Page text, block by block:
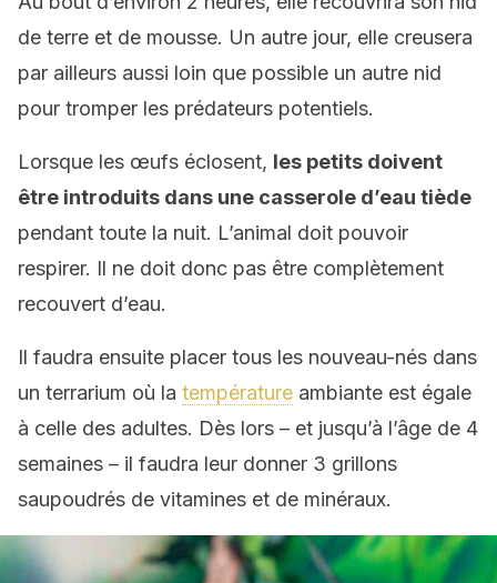
de terre et de mousse. Un autre jour, elle creusera
par ailleurs aussi loin que possible un autre nid
pour tromper les prédateurs potentiels.
Lorsque les œufs éclosent, les petits doivent
être introduits dans une casserole d’eau tiède
pendant toute la nuit. L’animal doit pouvoir
respirer. Il ne doit donc pas être complètement
recouvert d’eau.
Il faudra ensuite placer tous les nouveau-nés dans
un terrarium où la température ambiante est égale
à celle des adultes. Dès lors – et jusqu’à l’âge de 4
semaines – il faudra leur donner 3 grillons
saupoudrés de vitamines et de minéraux.